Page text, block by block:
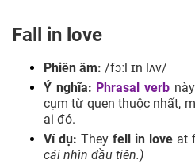
Fall in love
Phiên âm: /fɔːl ɪn lʌv/
Ý nghĩa: Phrasal verb
cụm từ quen thuộc nhất,
ai đó.
Ví dụ: They fell in love at
cái nhìn đầu tiên.)